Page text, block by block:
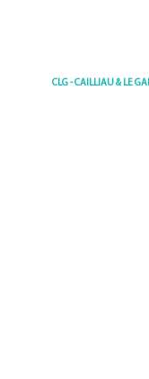
CLG - CAILLIAU & LE GARO